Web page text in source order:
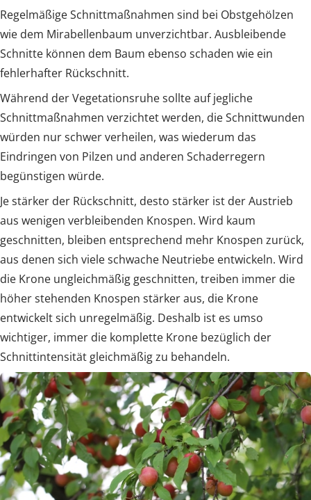
Regelmäßige Schnittmaßnahmen sind bei Obstgehölzen
wie dem Mirabellenbaum unverzichtbar. Ausbleibende
Schnitte können dem Baum ebenso schaden wie ein
fehlerhafter Rückschnitt.
Während der Vegetationsruhe sollte auf jegliche
Schnittmaßnahmen verzichtet werden, die Schnittwunden
würden nur schwer verheilen, was wiederum das
Eindringen von Pilzen und anderen Schaderregern
begünstigen würde.
Je stärker der Rückschnitt, desto stärker ist der Austrieb
aus wenigen verbleibenden Knospen. Wird kaum
geschnitten, bleiben entsprechend mehr Knospen zurück,
aus denen sich viele schwache Neutriebe entwickeln. Wird
die Krone ungleichmäßig geschnitten, treiben immer die
höher stehenden Knospen stärker aus, die Krone
entwickelt sich unregelmäßig. Deshalb ist es umso
wichtiger, immer die komplette Krone bezüglich der
Schnittintensität gleichmäßig zu behandeln.